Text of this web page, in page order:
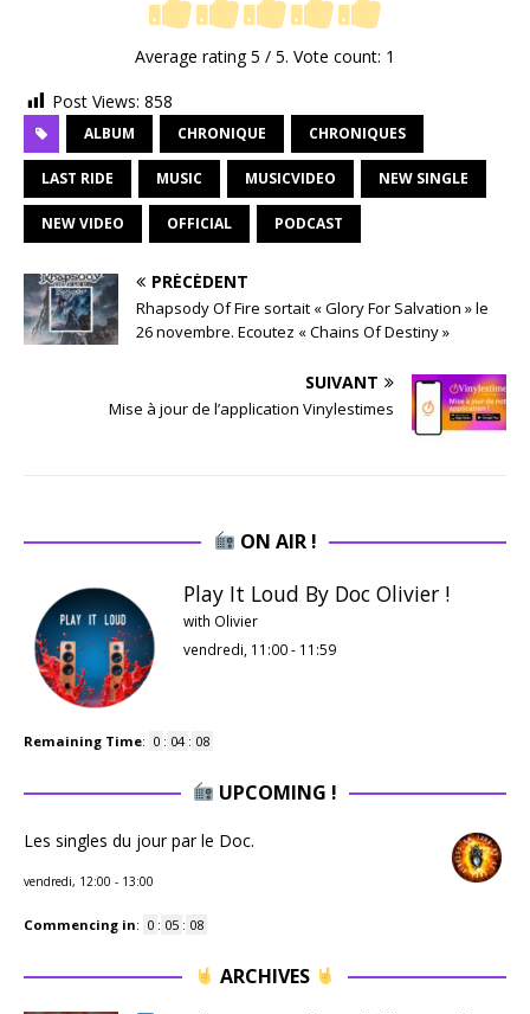
Average rating5 / 5. Vote count: 1
Post Views: 858
ALBUM CHRONIQUE CHRONIQUES
LAST RIDE MUSIC MUSICVIDEO NEW SINGLE
NEW VIDEO OFFICIAL PODCAST
PRÉCÉDENT
Rhapsody Of Fire sortait « Glory For Salvation » le
26 novembre. Ecoutez « Chains Of Destiny »
SUIVANT
Mise à jour de l’application Vinylestimes
ON AIR !
Play It Loud By Doc Olivier !
with Olivier
vendredi, 11:00- 11:59
Remaining Time: 0 : 04 : 07
UPCOMING !
Les singles du jour par le Doc.
vendredi, 12:00 - 13:00
Commencing in: 0 : 05 : 07
ARCHIVES